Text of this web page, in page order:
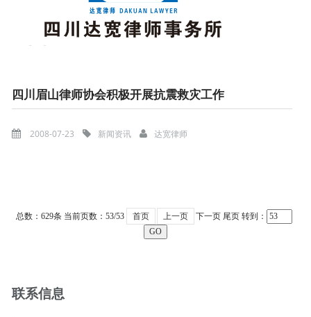
四川眉山律师协会积极开展抗震救灾工作
2008-07-23 新闻资讯 达宽律师
总数：629条 当前页数：53/53 首页 上一页 下一页 尾页 转到：
联系信息